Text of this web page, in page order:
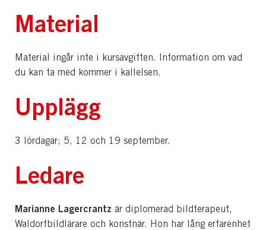
Material
Material ingår inte i kursavgiften. Information om vad
du kan ta med kommer i kallelsen.
Upplägg
3 lördagar; 5, 12 och 19 september.
Ledare
Marianne Lagercrantz är diplomerad bildterapeut,
Waldorfbildlärare och konstnär. Hon har lång erfarenhet